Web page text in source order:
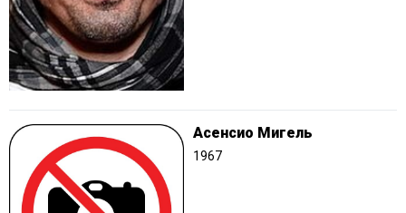
Асенсио Мигель
1967